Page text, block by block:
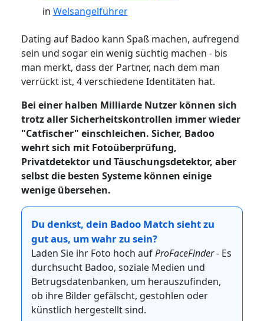
in Welsangelführer
Dating auf Badoo kann Spaß machen, aufregend
sein und sogar ein wenig süchtig machen - bis
man merkt, dass der Partner, nach dem man
verrückt ist, 4 verschiedene Identitäten hat.
Bei einer halben Milliarde Nutzer können sich
trotz aller Sicherheitskontrollen immer wieder
"Catfischer" einschleichen. Sicher, Badoo
wehrt sich mit Fotoüberprüfung,
Privatdetektor und Täuschungsdetektor, aber
selbst die besten Systeme können einige
wenige übersehen.
Du denkst, dein Badoo Match sieht zu
gut aus, um wahr zu sein?
Laden Sie ihr Foto hoch aufProFaceFinder- Es
durchsucht Badoo, soziale Medien und
Betrugsdatenbanken, um herauszufinden,
ob ihre Bilder gefälscht, gestohlen oder
künstlich hergestellt sind.